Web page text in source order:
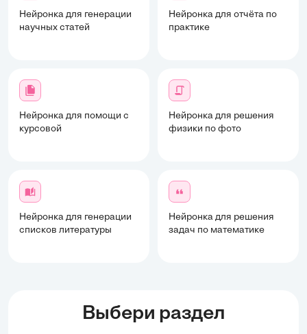
Нейронка для генерации
научных статей
Нейронка для отчёта по
практике
Нейронка для помощи с
курсовой
Нейронка для решения
физики по фото
Нейронка для генерации
списков литературы
Нейронка для решения
задач по математике
Выбери раздел